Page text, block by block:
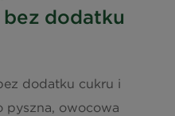
0,5 g
dodatku
dodatku cukru i
pyszna, owocowa